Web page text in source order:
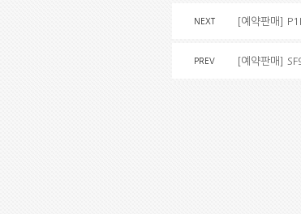
NEXT [예약판매]
PREV [예약판매]